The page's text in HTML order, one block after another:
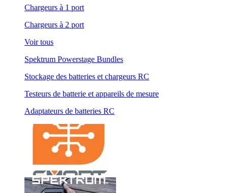
Chargeurs à 1 port
Chargeurs à 2 port
Voir tous
Spektrum Powerstage Bundles
Stockage des batteries et chargeurs RC
Testeurs de batterie et appareils de mesure
Adaptateurs de batteries RC